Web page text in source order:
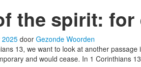
the spirit: for
2025 door Gezonde Woorden
13, we want to look at another
and would cease. In 1 Corinthians